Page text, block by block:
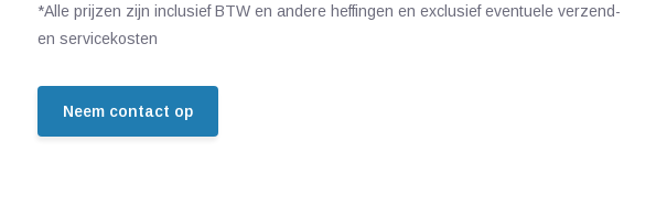
*Alle prijzen zijn inclusief BTW en andere heffingen en exclusief eventuele verzend-
en servicekosten
Neem contact op